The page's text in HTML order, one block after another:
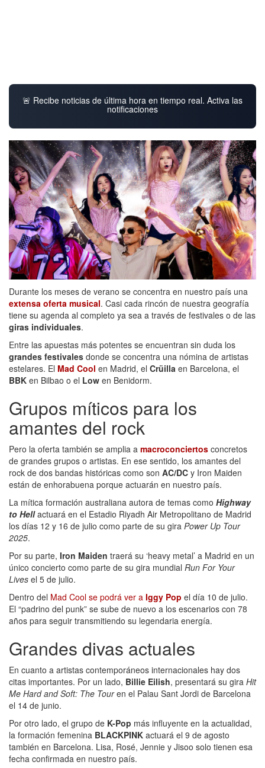
🚨 Recibe noticias de última hora en tiempo real. Activa las
notificaciones
Durante los meses de verano se concentra en nuestro país una
extensa oferta musical. Casi cada rincón de nuestra geografía
tiene su agenda al completo ya sea a través de festivales o de las
giras individuales.
Entre las apuestas más potentes se encuentran sin duda los
grandes festivales donde se concentra una nómina de artistas
estelares. El Mad Cool en Madrid, el Crüilla en Barcelona, el
BBK en Bilbao o el Low en Benidorm.
Grupos míticos para los
amantes del rock
Pero la oferta también se amplia a macroconciertos concretos
de grandes grupos o artistas. En ese sentido, los amantes del
rock de dos bandas históricas como son AC/DC y Iron Maiden
están de enhorabuena porque actuarán en nuestro país.
La mítica formación australiana autora de temas como Highway
to Hellactuará en el Estadio Riyadh Air Metropolitano de Madrid
los días 12 y 16 de julio como parte de su gira Power Up Tour
2025.
Por su parte, Iron Maiden traerá su ‘heavy metal’ a Madrid en un
único concierto como parte de su gira mundial Run For Your
Lives el 5 de julio.
Dentro del Mad Cool se podrá ver a Iggy Pop el día 10 de julio.
El “padrino del punk” se sube de nuevo a los escenarios con 78
años para seguir transmitiendo su legendaria energía.
Grandes divas actuales
En cuanto a artistas contemporáneos internacionales hay dos
citas importantes. Por un lado, Billie Eilish, presentará su gira Hit
Me Hard and Soft: The Touren el Palau Sant Jordi de Barcelona
el 14 de junio.
Por otro lado, el grupo de K-Pop más influyente en la actualidad,
la formación femenina BLACKPINK actuará el 9 de agosto
también en Barcelona. Lisa, Rosé, Jennie y Jisoo solo tienen esa
fecha confirmada en nuestro país.